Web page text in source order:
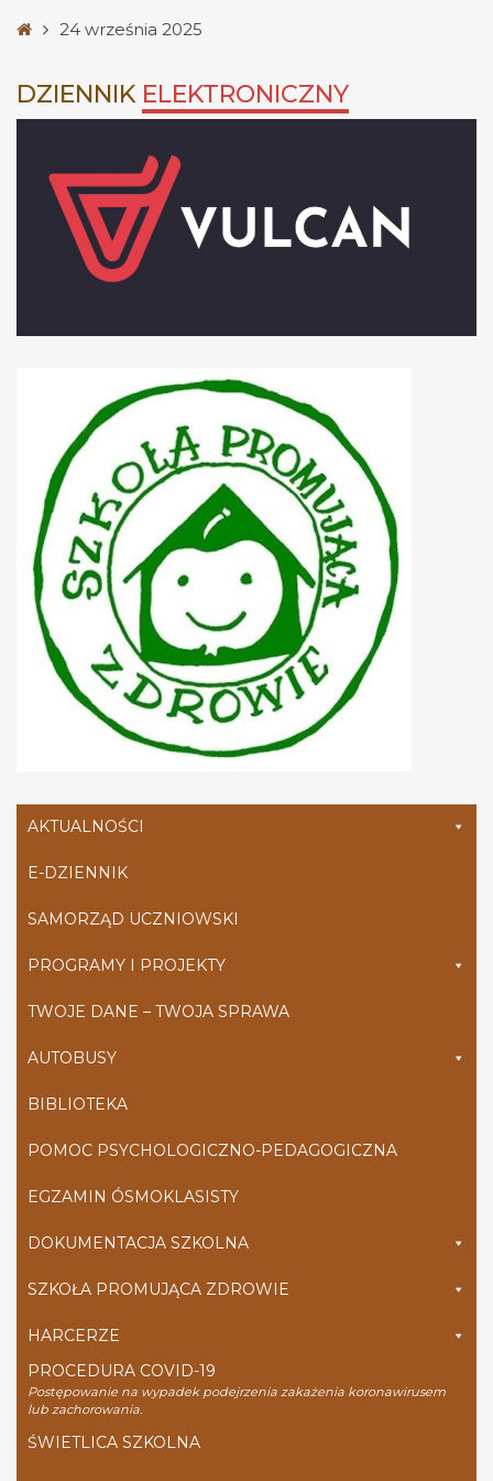
Strona24 września 2025
DZIENNIK ELEKTRONICZNY
AKTUALNOŚCI
E-DZIENNIK
SAMORZĄD UCZNIOWSKI
PROGRAMY I PROJEKTY
TWOJE DANE – TWOJA SPRAWA
AUTOBUSY
BIBLIOTEKA
POMOC PSYCHOLOGICZNO-PEDAGOGICZNA
EGZAMIN ÓSMOKLASISTY
DOKUMENTACJA SZKOLNA
SZKOŁA PROMUJĄCA ZDROWIE
HARCERZE
PROCEDURA COVID-19
Postępowanie na wypadek podejrzenia zakażenia koronawirusem
lub zachorowania.
ŚWIETLICA SZKOLNA